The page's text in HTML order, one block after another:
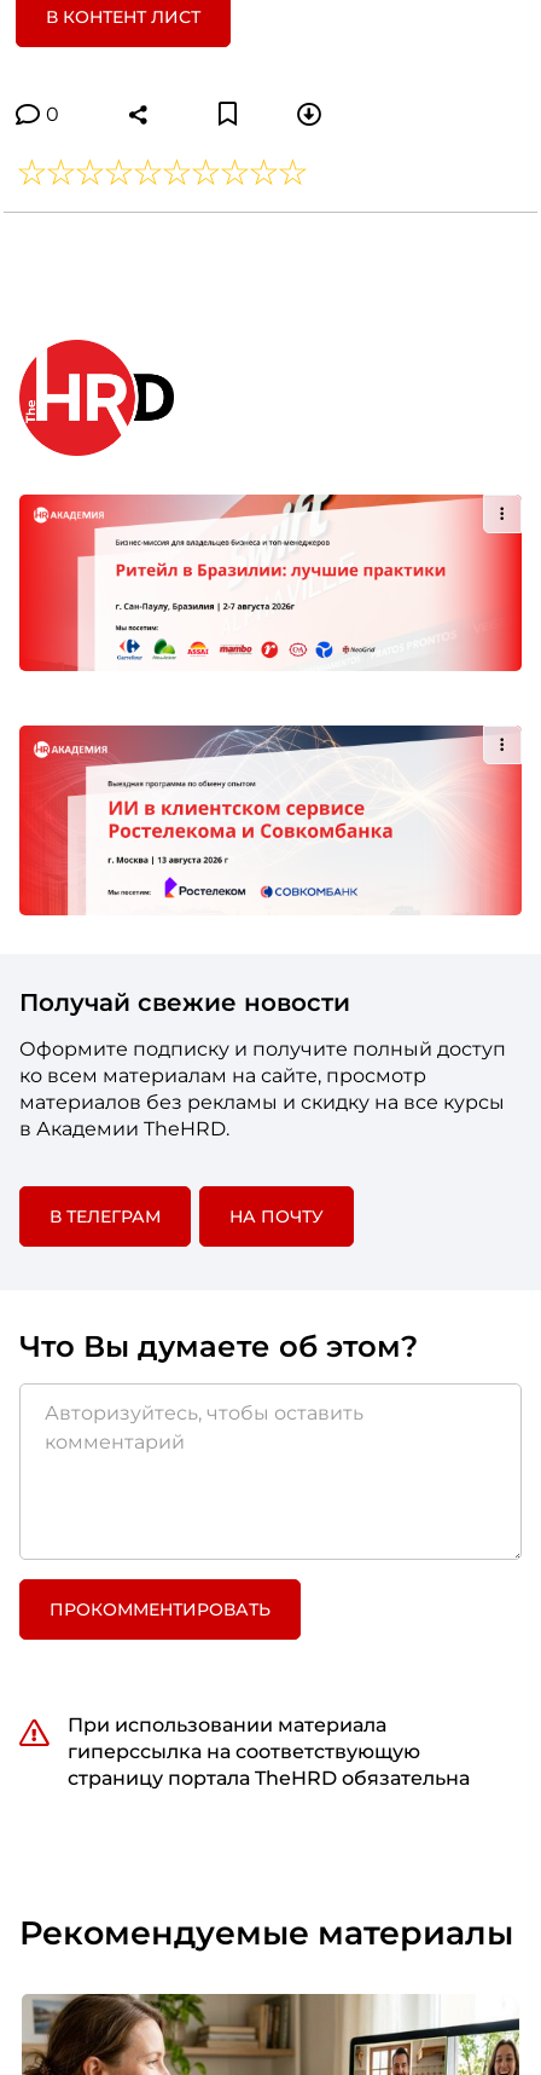
В КОНТЕНТ ЛИСТ
0
Получай свежие новости
Оформите подписку и получите полный доступ
ко всем материалам на сайте, просмотр
материалов без рекламы и скидку на все курсы
в Академии TheHRD.
В ТЕЛЕГРАМ НА ПОЧТУ
Что Вы думаете об этом?
ПРОКОММЕНТИРОВАТЬ
При использовании материала
гиперссылка на соответствующую
страницу портала TheHRD обязательна
Рекомендуемые материалы